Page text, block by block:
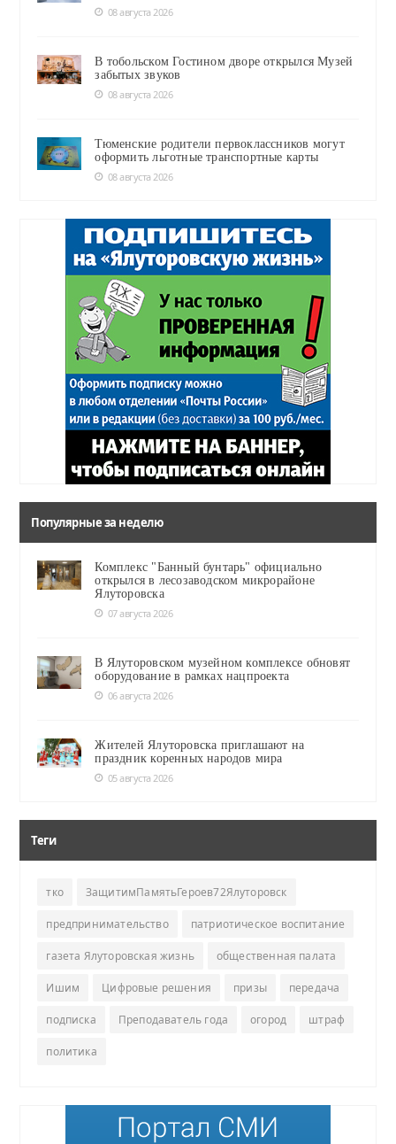
08 августа 2026
В тобольском Гостином дворе открылся Музей
забытых звуков
08 августа 2026
Тюменские родители первоклассников могут
оформить льготные транспортные карты
08 августа 2026
Популярные за неделю
Комплекс "Банный бунтарь" официально
открылся в лесозаводском микрорайоне
Ялуторовска
07 августа 2026
В Ялуторовском музейном комплексе обновят
оборудование в рамках нацпроекта
06 августа 2026
Жителей Ялуторовска приглашают на
праздник коренных народов мира
05 августа 2026
Теги
тко ЗащитимПамятьГероев72Ялуторовск
предпринимательство патриотическое воспитание
газета Ялуторовская жизнь общественная палата
Ишим Цифровые решения призы передача
подписка Преподаватель года огород штраф
политика